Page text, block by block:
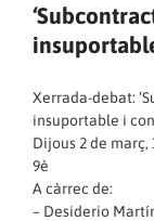
Xerrada-debat:
insuportable i
Dijous 2 de març,
9è
A càrrec de:
– Desiderio